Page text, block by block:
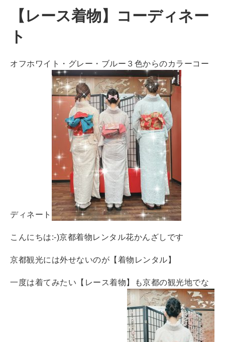
【レース着物】コーディネー
ト
オフホワイト・グレー・ブルー３色からのカラーコー
ディネート
こんにちは:-)京都着物レンタル花かんざしです
京都観光には外せないのが【着物レンタル】
一度は着てみたい【レース着物】も京都の観光地でな